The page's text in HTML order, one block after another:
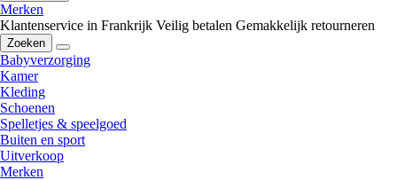
Merken
Klantenservice in Frankrijk Veilig betalen Gemakkelijk retourneren
Zoeken
Babyverzorging
Kamer
Kleding
Schoenen
Spelletjes & speelgoed
Buiten en sport
Uitverkoop
Merken